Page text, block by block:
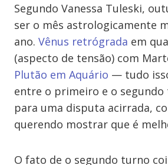
Segundo Vanessa Tuleski,
ser o mês astrologicamente
ano. Vênus retrógrada em
(aspecto de tensão) com
Plutão em Aquário — tudo
entre o primeiro e o
para uma disputa acirrada,
querendo mostrar que é
O fato de o segundo turno